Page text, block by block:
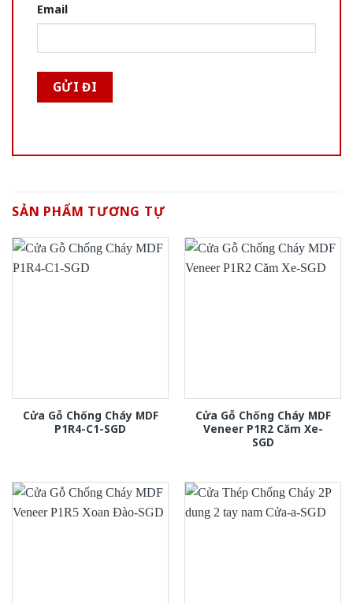
Email
SẢN PHẨM TƯƠNG TỰ
Cửa Gỗ Chống Cháy MDF
P1R4-C1-SGD
Cửa Gỗ Chống Cháy MDF
Veneer P1R2 Căm Xe-
SGD